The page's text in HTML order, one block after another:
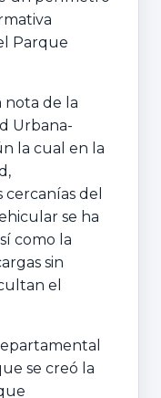
Parque
nota de la
Urbana-
la cual en la
del
se ha
como la
sin
el
se creó la